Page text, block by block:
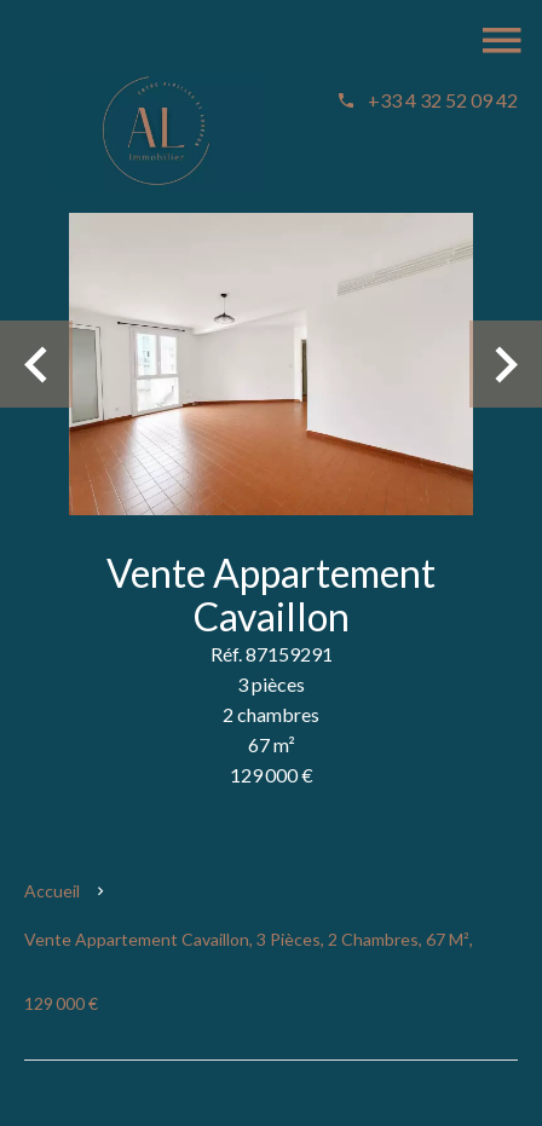
+33 4 32 52 09 42
Vente Appartement
Cavaillon
Réf. 87159291
3 pièces
2 chambres
67 m²
129 000 €
Accueil
Vente Appartement Cavaillon, 3 Pièces, 2 Chambres, 67 M²,
129 000 €